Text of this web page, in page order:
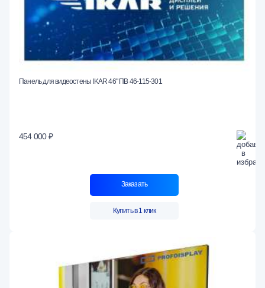
Панель для видеостены IKAR 46" ПВ 46-115-301
454 000 ₽
Заказать
Купить в 1 клик